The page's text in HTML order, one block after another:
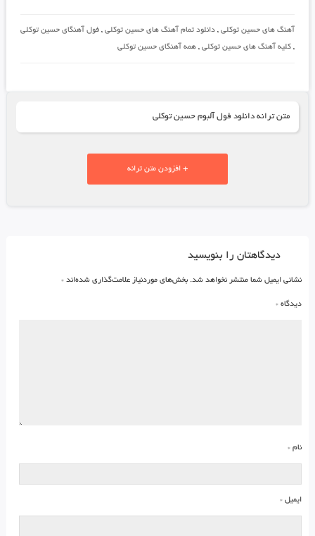
آهنگ های حسین توکلی, دانلود تمام آهنگ های حسین توکلی ,فول آهنگای حسین توکلی
, کلیه آهنگ های حسین توکلی, همه آهنگای حسین توکلی
متن ترانه دانلود فول آلبوم حسین توکلی
+ افزودن متن ترانه
دیدگاهتان را بنویسید
نشانی ایمیل شما منتشر نخواهد شد. بخش‌های موردنیاز علامت‌گذاری شده‌اند *
دیدگاه *
نام *
ایمیل *